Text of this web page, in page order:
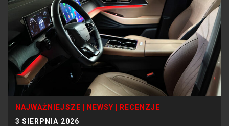
NAJWAŻNIEJSZE NEWSY
RECENZJE
3 SIERPNIA 2026